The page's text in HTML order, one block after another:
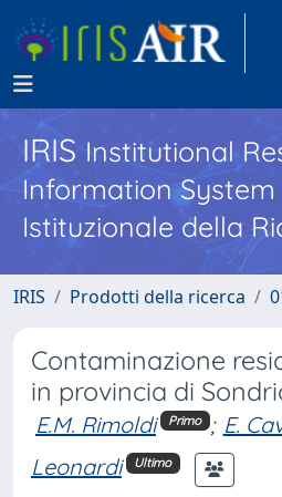
IRISInstitutional
Information System
Istituzionale della
IRIS Prodotti della ricerca
Contaminazione
in provincia di
E.M. Rimoldi Primo ; E.
Leonardi
Ultimo